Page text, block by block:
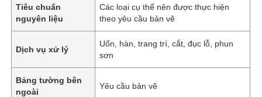
Tiêu chuẩn
nguyên liệu
Các loại cụ thể nên được thực hiện
theo yêu cầu bản vẽ
Dịch vụ xử lý
Uốn, hàn, trang trí, cắt, đục lỗ, phun
sơn
Bảng tường bên
ngoài
Yêu cầu bản vẽ